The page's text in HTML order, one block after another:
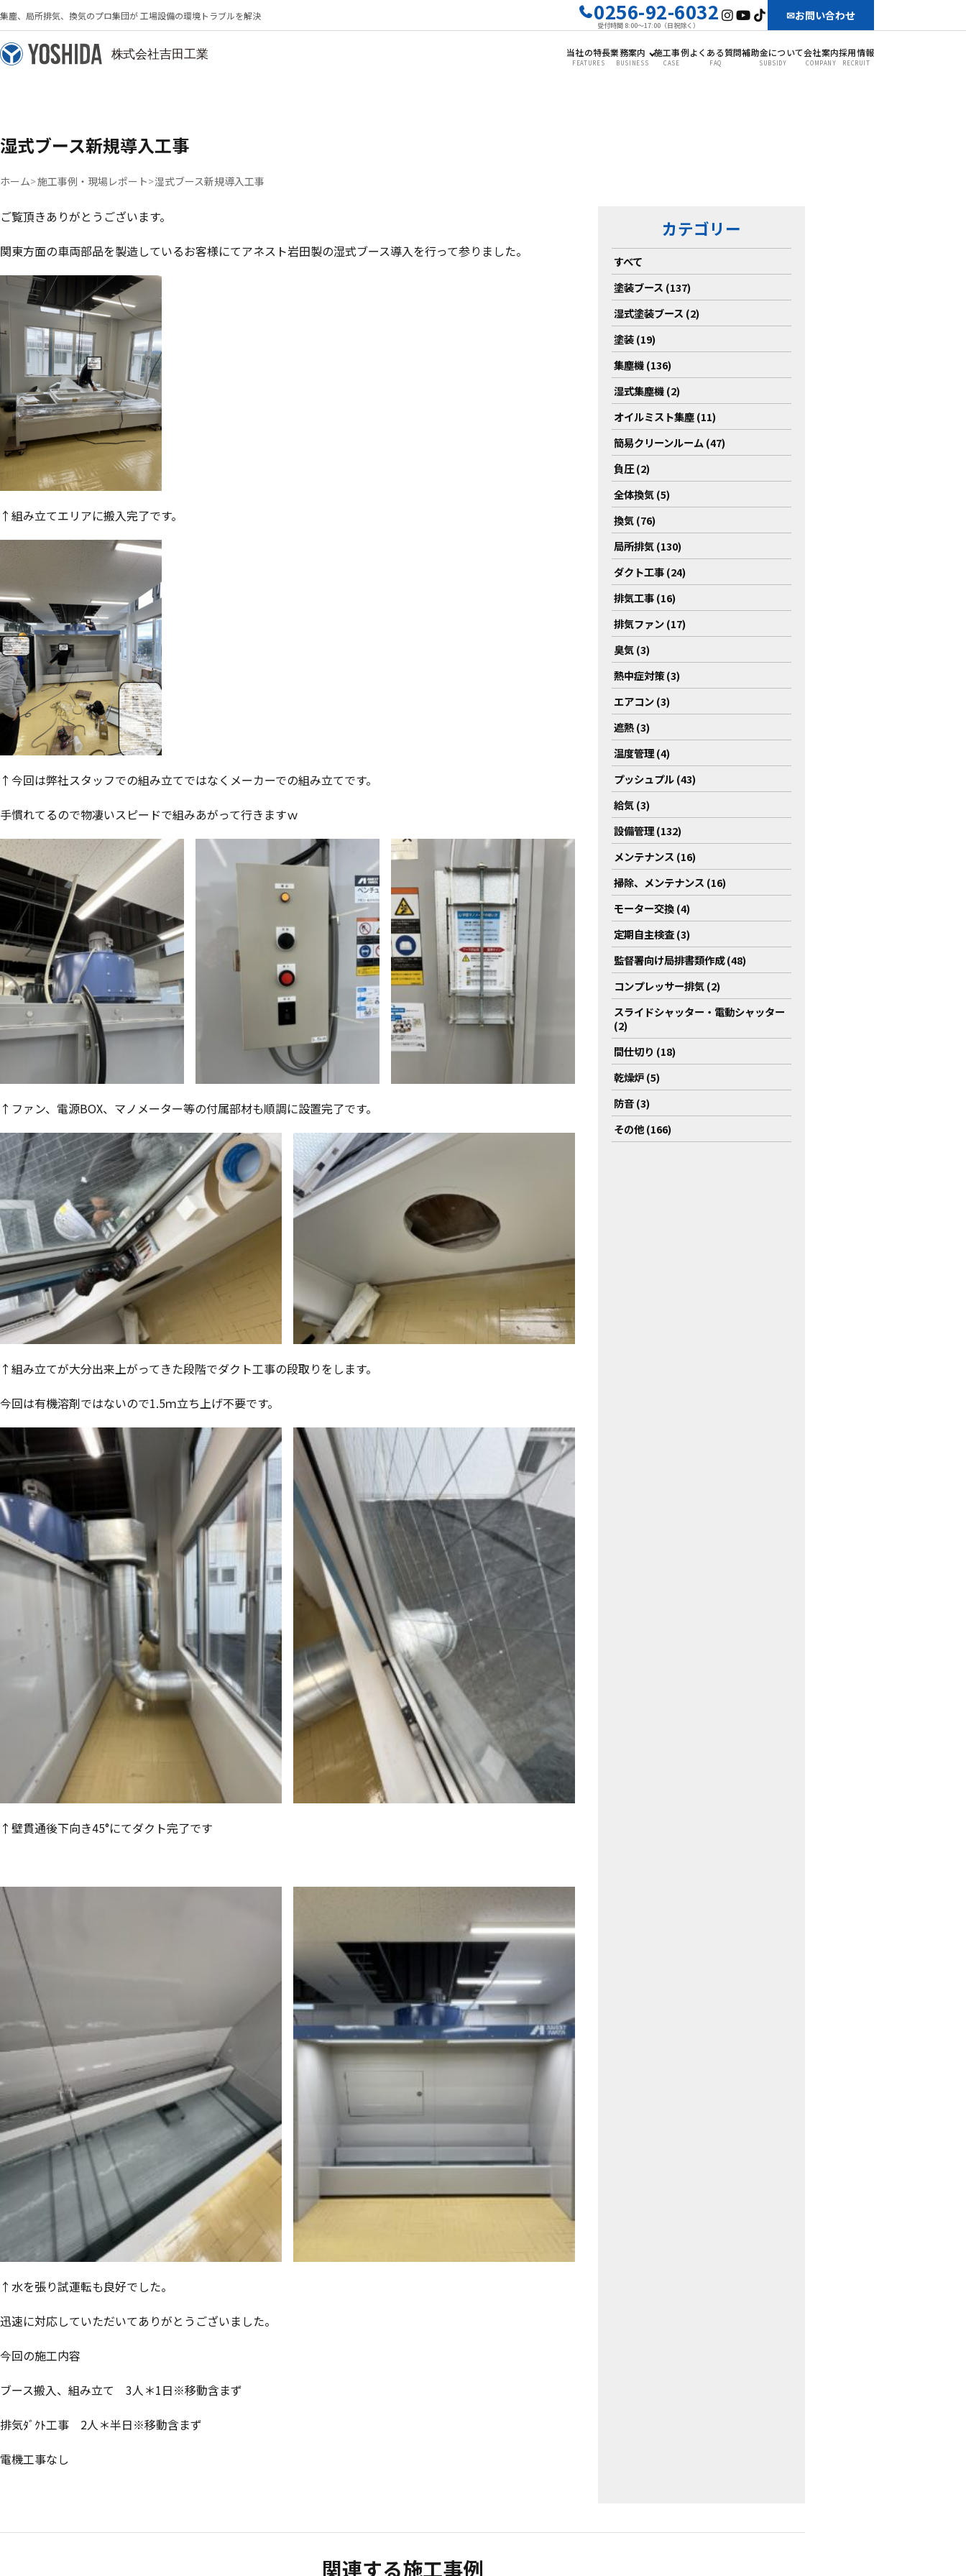
集塵、局所排気、換気のプロ集団が 工場設備の環境トラブルを解決 0256-92-6032
受付時間 8:00〜17:00（日祝除く）
お問い合わせ
当社の特長
FEATURES
業務案内
BUSINESS
施工事例
CASE
よくある質問
FAQ
補助金について
SUBSIDY
会社案内
COMPANY
採用情報
RECRUIT
湿式ブース新規導入工事
ホーム 施工事例・現場レポート 湿式ブース新規導入工事
ご覧頂きありがとうございます。
関東方面の車両部品を製造しているお客様にてアネスト岩田製の湿式ブース導入を行って参りました。
↑組み立てエリアに搬入完了です。
↑今回は弊社スタッフでの組み立てではなくメーカーでの組み立てです。
手慣れてるので物凄いスピードで組みあがって行きますｗ
↑ファン、電源BOX、マノメーター等の付属部材も順調に設置完了です。
↑組み立てが大分出来上がってきた段階でダクト工事の段取りをします。
今回は有機溶剤ではないので1.5ｍ立ち上げ不要です。
↑壁貫通後下向き45°にてダクト完了です
↑水を張り試運転も良好でした。
迅速に対応していただいてありがとうございました。
今回の施工内容
ブース搬入、組み立て 3人＊1日※移動含まず
排気ﾀﾞｸﾄ工事 2人＊半日※移動含まず
電機工事なし
カテゴリー
すべて
塗装ブース (137)
湿式塗装ブース (2)
塗装 (19)
集塵機 (136)
湿式集塵機 (2)
オイルミスト集塵 (11)
簡易クリーンルーム (47)
負圧 (2)
全体換気 (5)
換気 (76)
局所排気 (130)
ダクト工事 (24)
排気工事 (16)
排気ファン (17)
臭気 (3)
熱中症対策 (3)
エアコン (3)
遮熱 (3)
温度管理 (4)
プッシュプル (43)
給気 (3)
設備管理 (132)
メンテナンス (16)
掃除、メンテナンス (16)
モーター交換 (4)
定期自主検査 (3)
監督署向け局排書類作成 (48)
コンプレッサー排気 (2)
スライドシャッター・電動シャッター
(2)
間仕切り (18)
乾燥炉 (5)
防音 (3)
その他 (166)
関連する施工事例